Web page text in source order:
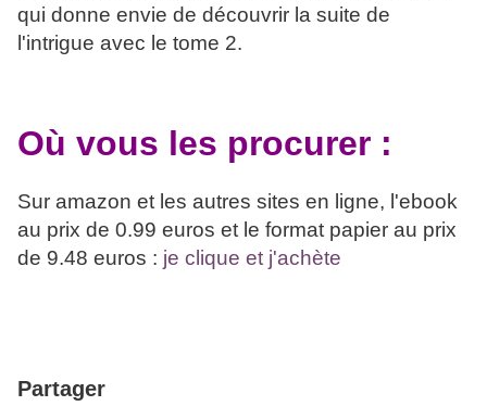
qui donne envie de découvrir la suite de
l'intrigue avec le tome 2.
Où vous les procurer :
Sur amazon et les autres sites en ligne, l'ebook
au prix de 0.99 euros et le format papier au prix
de 9.48 euros : je clique et j'achète
Partager